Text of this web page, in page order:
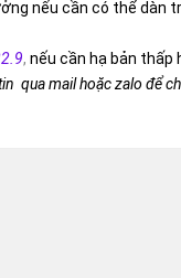
nếu cần có thể dàn
, nếu cần hạ bản thấp
qua mail hoặc zalo để